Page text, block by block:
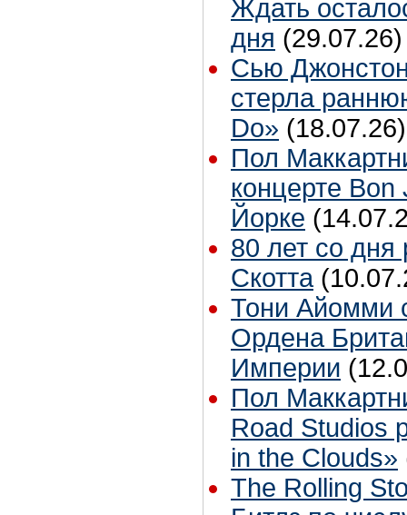
Ждать
дня (29.07.26)
Сью
стерла
Do» (18.07.26)
Пол
концерте
Йорке
80 лет со
Скотта
Тони Айомми
Ордена
Империи
Пол
Road Studios
in the Clouds»
The Rolling